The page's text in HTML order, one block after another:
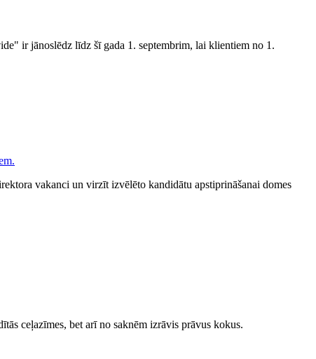
ir jānoslēdz līdz šī gada 1. septembrim, lai klientiem no 1.
vakanci un virzīt izvēlēto kandidātu apstiprināšanai domes
ceļazīmes, bet arī no saknēm izrāvis prāvus kokus.